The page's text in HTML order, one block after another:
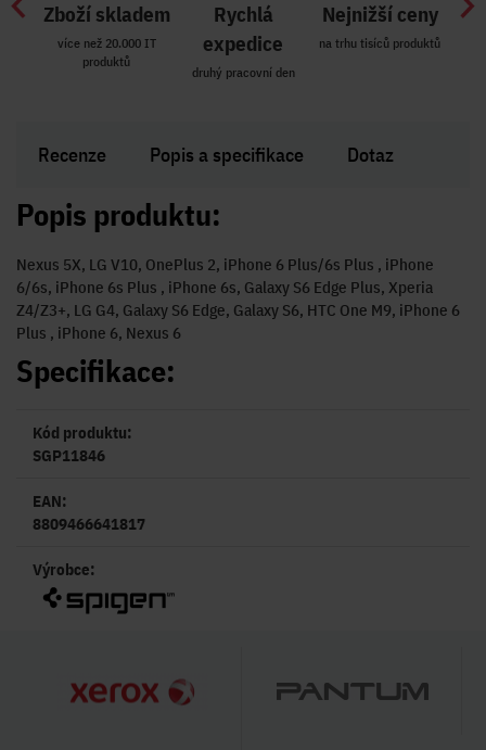
Zboží skladem
více než 20.000 IT
produktů
Rychlá
expedice
druhý pracovní den
Nejnižší ceny
na trhu tisíců produktů
Recenze Popis a specifikace Dotaz
Popis produktu:
Nexus 5X, LG V10, OnePlus 2, iPhone 6 Plus/6s Plus , iPhone
6/6s, iPhone 6s Plus , iPhone 6s, Galaxy S6 Edge Plus, Xperia
Z4/Z3+, LG G4, Galaxy S6 Edge, Galaxy S6, HTC One M9, iPhone 6
Plus , iPhone 6, Nexus 6
Specifikace:
Kód produktu:
SGP11846
EAN:
8809466641817
Výrobce: